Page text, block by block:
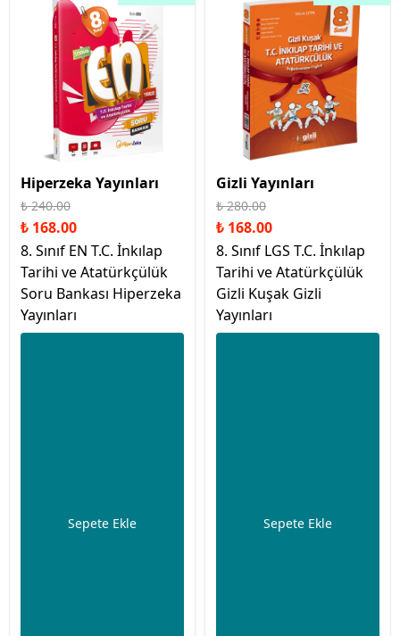
Hiperzeka Yayınları
₺ 240.00
₺ 168.00
8. Sınıf EN T.C. İnkılap
Tarihi ve Atatürkçülük
Soru Bankası Hiperzeka
Yayınları
Sepete Ekle
Gizli Yayınları
₺ 280.00
₺ 168.00
8. Sınıf LGS T.C. İnkılap
Tarihi ve Atatürkçülük
Gizli Kuşak Gizli
Yayınları
Sepete Ekle